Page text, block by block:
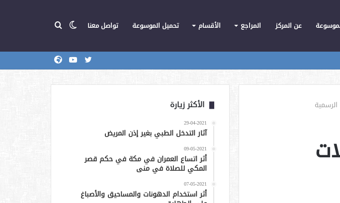
عن المركز المراجع الأقسام تحميل الموسوعة تواصل معنا الوضع
يوتيوب تويتر
الأكثر زيارة
29-04-2021
آثار التدخل الطبي بغير إذن المريض
09-05-2021
أثر اتساع العمران في مكة في حكم قصر
المكي للصلاة في منى
07-05-2021
أثر استخدام الدهونات والمساحيق والأصباغ